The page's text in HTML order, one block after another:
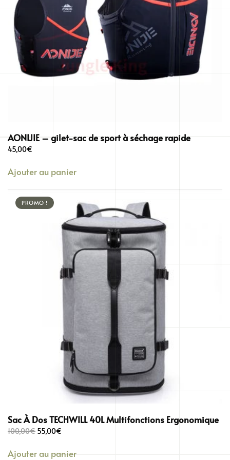
AONIJIE – gilet-sac de sport à séchage rapide
45,00€
Ajouter au panier
PROMO !
Sac À Dos TECHWILL 40L Multifonctions Ergonomique
100,00€ Le
initial
55,00€
actuel
Ajouter au panier